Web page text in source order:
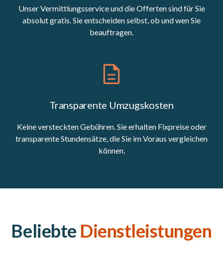
Unser Vermittlungsservice und die Offerten sind für Sie
absolut gratis. Sie entscheiden selbst, ob und wen Sie
beauftragen.
Transparente Umzugskosten
Keine versteckten Gebühren. Sie erhalten Fixpreise oder
transparente Stundensätze, die Sie im Voraus vergleichen
können.
Beliebte Dienstleistungen